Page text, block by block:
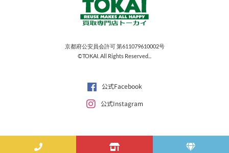
京都府公安員会許可 第611079610002号
©TOKAI. All Rights Reserved...
公式Facebook
公式Instagram